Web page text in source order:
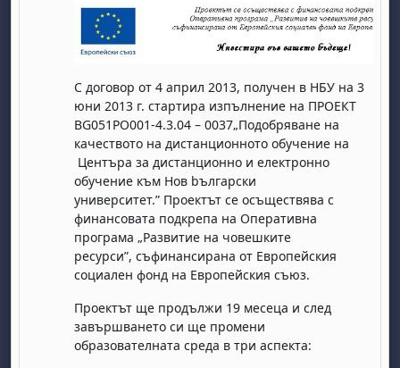
С договор от 4 април 2013, получен в НБУ на 3
юни 2013 г. стартира изпълнение на ПРОЕКТ
BG051 PO001-4.3.04 – 0037„Подобряване на
качеството на дистанционното обучение на
Центъра за дистанционно и електронно
обучение към Нов bългарски
университет.” Проектът се осъществява с
финансовата подкрепа на Оперативна
програма „Развитие на човешките
ресурси”, съфинансирана от Европейския
социален фонд на Европейския съюз.
Проектът ще продължи 19 месеца и след
завършването си ще промени
образователната среда в три аспекта: